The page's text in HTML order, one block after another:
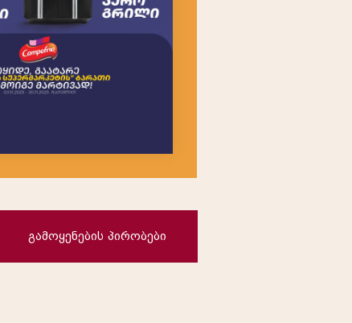
გამოყენების პირობები